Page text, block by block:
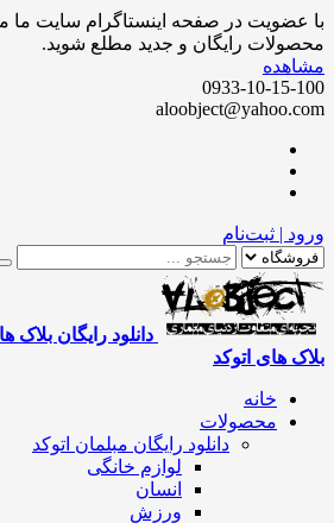
در صفحه اینستاگرام سایت ما می
رایگان و جدید مطلع شوید.
0933-10-
| ثبت‌نام
دانلود رایگان بلاک های
های اتوکد
خانه
محصولات
دانلود رایگان مبلمان اتوکد
لوازم خانگی
انسان
ورزش